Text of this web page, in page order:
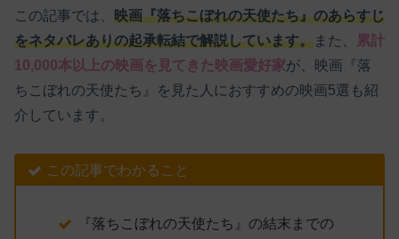
この記事では、 映画『落ちこぼれの天使たち』のあらすじ
をネタバレありの起承転結で解説しています。 また、
累計
10,000本以上の映画を見てきた映画愛好家が、映画『落
ちこぼれの天使たち』を見た人におすすめの映画5選も紹
介しています。
この記事でわかること
『落ちこぼれの天使たち』の結末までの